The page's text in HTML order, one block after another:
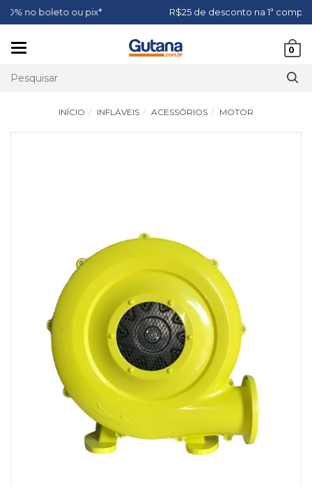
R$25 de desconto na 1ª compra com o cupom
0
INÍCIO INFLÁVEIS ACESSÓRIOS MOTOR